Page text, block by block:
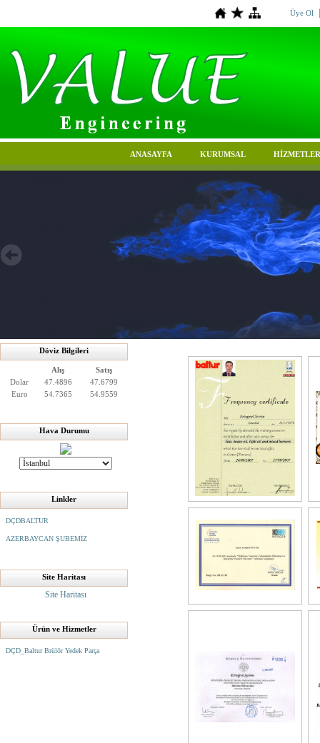
Üye Ol
ANASAYFA KURUMSAL
Döviz Bilgileri
Alış
Satış
Dolar
47.4896
47.6799
Euro
54.7365 54.9559
Hava Durumu
Linkler
DÇDBALTUR
AZERBAYCAN ŞUBEMİZ
Site Haritası
Site Haritası
Ürün ve Hizmetler
DÇD_Baltur Brülör Yedek Parça